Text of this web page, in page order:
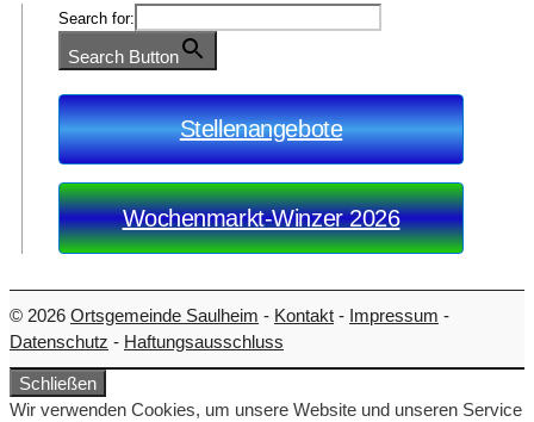
Search for:
Search Button
Stellenangebote
Wochenmarkt-Winzer 2026
© 2026 Ortsgemeinde Saulheim - Kontakt - Impressum -
Datenschutz - Haftungsausschluss
Schließen
Wir verwenden Cookies, um unsere Website und unseren Service